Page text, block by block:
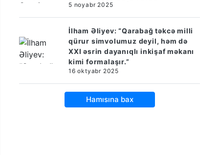
5 noyabr 2025
İlham Əliyev: “Qarabağ təkcə milli
qürur simvolumuz deyil, həm də
XXI əsrin dayanıqlı inkişaf məkanı
kimi formalaşır.”
16 oktyabr 2025
Hamısına bax